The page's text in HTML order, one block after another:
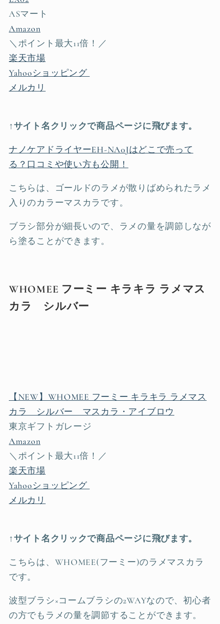
ASマート
Amazon
＼ポイント最大11倍！／
楽天市場
Yahooショッピング
メルカリ
↑サイト名クリックで商品ページに飛びます。
ナノケアドライヤーEH-NA0Jはどこで売って
る？口コミや使い方も公開！
こちらは、ゴールドのラメが散りばめられたラメ
入りのカラーマスカラです。
ブラシ部分が細長いので、ラメの量を調節しなが
ら塗ることができます。
WHOMEE フーミー キラキラ ラメマス
カラ シルバー
【NEW】WHOMEE フーミー キラキラ ラメマス
カラ シルバー マスカラ・アイブロウ
東京ギフトガレージ
Amazon
＼ポイント最大11倍！／
楽天市場
Yahooショッピング
メルカリ
↑サイト名クリックで商品ページに飛びます。
こちらは、WHOMEE(フーミー)のラメマスカラ
です。
波型ブラシ×コームブラシの2WAYなので、初心者
の方でもラメの量を調節することができます。